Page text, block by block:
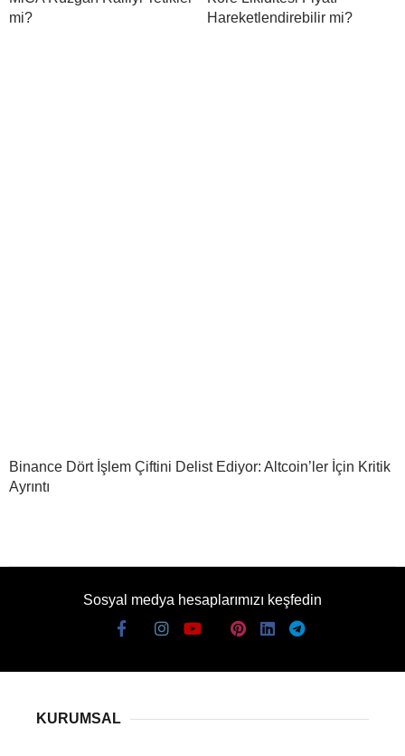
mi?
Hareketlendirebilir mi?
Binance Dört İşlem Çiftini Delist Ediyor: Altcoin’ler İçin Kritik
Ayrıntı
Sosyal medya hesaplarımızı keşfedin
KURUMSAL